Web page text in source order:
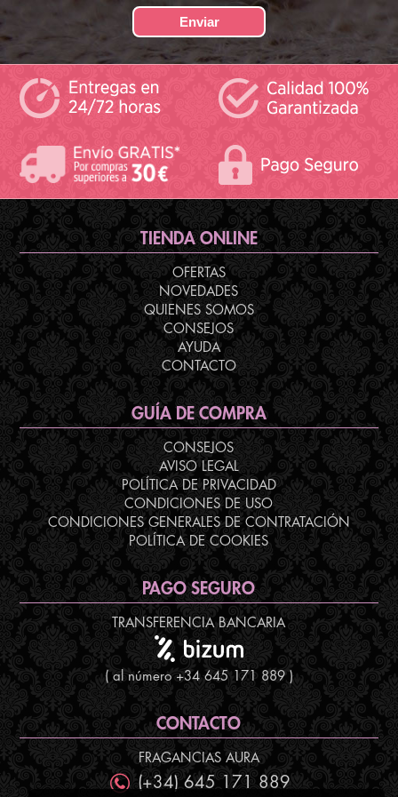
TIENDA ONLINE
OFERTAS
NOVEDADES
QUIENES SOMOS
CONSEJOS
AYUDA
CONTACTO
GUÍA DE COMPRA
CONSEJOS
AVISO LEGAL
POLÍTICA DE PRIVACIDAD
CONDICIONES DE USO
CONDICIONES GENERALES DE CONTRATACIÓN
POLÍTICA DE COOKIES
PAGO SEGURO
TRANSFERENCIA BANCARIA
( al número +34 645 171 889 )
CONTACTO
FRAGANCIAS AURA
(+34) 645 171 889